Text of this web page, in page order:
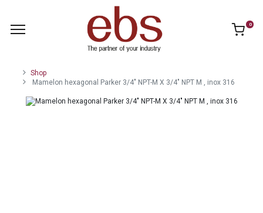
0
Shop
Mamelon hexagonal Parker 3/4" NPT-M X 3/4" NPT M , inox 316